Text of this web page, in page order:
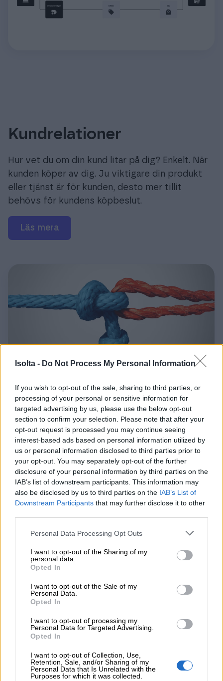
Isolta - Do Not Process My Personal Information
If you wish to opt-out of the sale, sharing to third parties, or
processing of your personal or sensitive information for
targeted advertising by us, please use the below opt-out
section to confirm your selection. Please note that after your
opt-out request is processed you may continue seeing
interest-based ads based on personal information utilized by
us or personal information disclosed to third parties prior to
your opt-out. You may separately opt-out of the further
disclosure of your personal information by third parties on the
IAB’s list of downstream participants. This information may
also be disclosed by us to third parties on the IAB’s List of
Downstream Participants that may further disclose it to other
Please note that this website/app uses one or more Google
not limited to your visit or usage behaviour. You may click to
grant or deny consent to Google and its third-party tags to
use your data for below specified purposes in below Google
consent section.
Personal Data Processing Opt Outs
I want to opt-out of the Sharing of my
personal data.
Opted In
I want to opt-out of the Sale of my
Personal Data.
Opted In
I want to opt-out of processing my
Personal Data for Targeted Advertising.
Opted In
I want to opt-out of Collection, Use,
Retention, Sale, and/or Sharing of my
Personal Data that Is Unrelated with the
Purposes for which it was collected.
Kundrelationer
Hur vet du om din kund litar på dig? Enkelt. När
kunden köper av dig. Ju viktigare din produkt
eller tjänst är för kunden, desto mer tillit
behövs för kundens köpbeslut.
Läs mera
Fakturering
En faktura är helt enkelt ett dokument som
innehåller ett betalningskrav från dig till din
kund – men samtidigt också mycket annat. När
du fakturerar måste du beakta
kundupplevelsen, skattekraven och ditt eget
dessutom en grundpelare för bokföringen. Ett
bra faktureringsprogram hjälper dig med allt
detta.